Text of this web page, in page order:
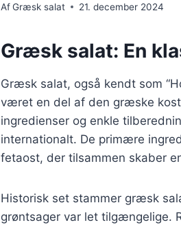
AfGræsk salat 21. december 2024
Græsk salat: En
Græsk salat, også kendt som
været en del af den græske
ingredienser og enkle
internationalt. De primære
fetaost, der tilsammen skaber
Historisk set stammer græsk
grøntsager var let tilgængelige.